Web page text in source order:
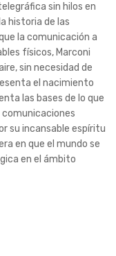
sin hilos en
historia de las
la comunicación a
físicos, Marconi
sin necesidad de
el nacimiento
las bases de lo que
comunicaciones
su incansable espíritu
en que el mundo se
en el ámbito